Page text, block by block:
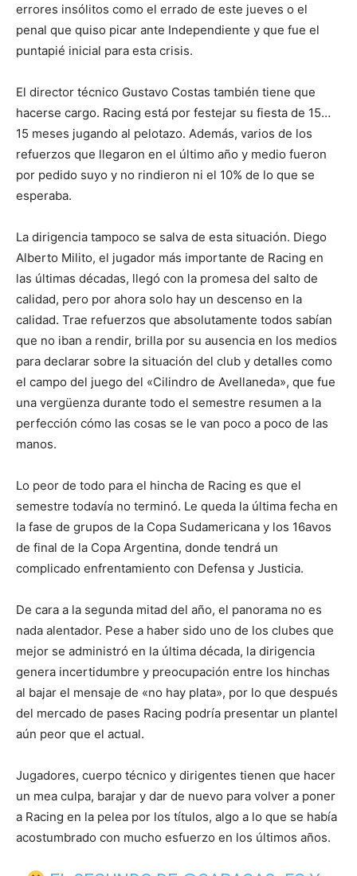
errores insólitos como el errado de este jueves o el
penal que quiso picar ante Independiente y que fue el
puntapié inicial para esta crisis.
El director técnico Gustavo Costas también tiene que
hacerse cargo. Racing está por festejar su fiesta de 15…
15 meses jugando al pelotazo. Además, varios de los
refuerzos que llegaron en el último año y medio fueron
por pedido suyo y no rindieron ni el 10% de lo que se
esperaba.
La dirigencia tampoco se salva de esta situación. Diego
Alberto Milito, el jugador más importante de Racing en
las últimas décadas, llegó con la promesa del salto de
calidad, pero por ahora solo hay un descenso en la
calidad. Trae refuerzos que absolutamente todos sabían
que no iban a rendir, brilla por su ausencia en los medios
para declarar sobre la situación del club y detalles como
el campo del juego del «Cilindro de Avellaneda», que fue
una vergüenza durante todo el semestre resumen a la
perfección cómo las cosas se le van poco a poco de las
manos.
Lo peor de todo para el hincha de Racing es que el
semestre todavía no terminó. Le queda la última fecha en
la fase de grupos de la Copa Sudamericana y los 16avos
de final de la Copa Argentina, donde tendrá un
complicado enfrentamiento con Defensa y Justicia.
De cara a la segunda mitad del año, el panorama no es
nada alentador. Pese a haber sido uno de los clubes que
mejor se administró en la última década, la dirigencia
genera incertidumbre y preocupación entre los hinchas
al bajar el mensaje de «no hay plata», por lo que después
del mercado de pases Racing podría presentar un plantel
aún peor que el actual.
Jugadores, cuerpo técnico y dirigentes tienen que hacer
un mea culpa, barajar y dar de nuevo para volver a poner
a Racing en la pelea por los títulos, algo a lo que se había
acostumbrado con mucho esfuerzo en los últimos años.